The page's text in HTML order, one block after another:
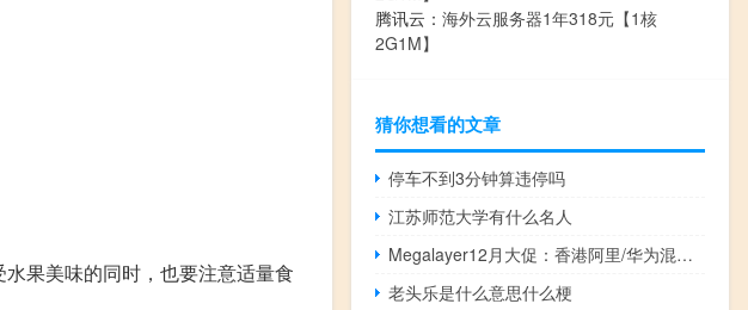
果美味的同时，也要注意适量食
腾讯云： 海外云服务器1年318元【1核
2G1M】
猜你想看的文章
停车不到3分钟算违停吗
江苏师范大学有什么名人
Megalayer12月大促：香港阿里/华为混合云6折，美国家宽VPS/香港/新加坡/高防服务器最低5折起
老头乐是什么意思什么梗